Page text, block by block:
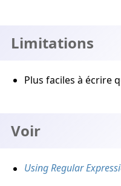
Limitations
Plus faciles à écrire
Voir
Using Regular